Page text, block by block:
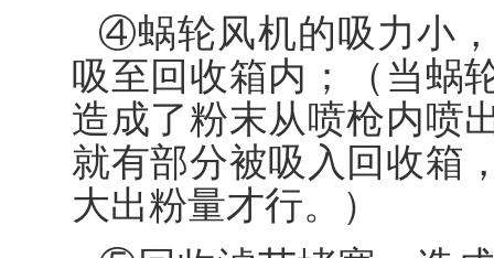
④蜗轮风机的吸力小
吸至回收箱内；（当蜗
造成了粉末从喷枪内喷
就有部分被吸入回收箱
大出粉量才行。）